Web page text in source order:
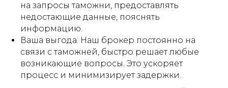
на запросы таможни, предоставлять
недостающие данные, пояснять
информацию.
Ваша выгода: Наш брокер постоянно на
связи с таможней, быстро решает любые
возникающие вопросы. Это ускоряет
процесс и минимизирует задержки.